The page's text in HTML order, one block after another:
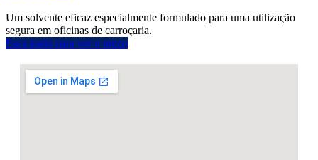
Um solvente eficaz especialmente formulado para uma utilização
segura em oficinas de carroçaria.
Faça login para ver o preço